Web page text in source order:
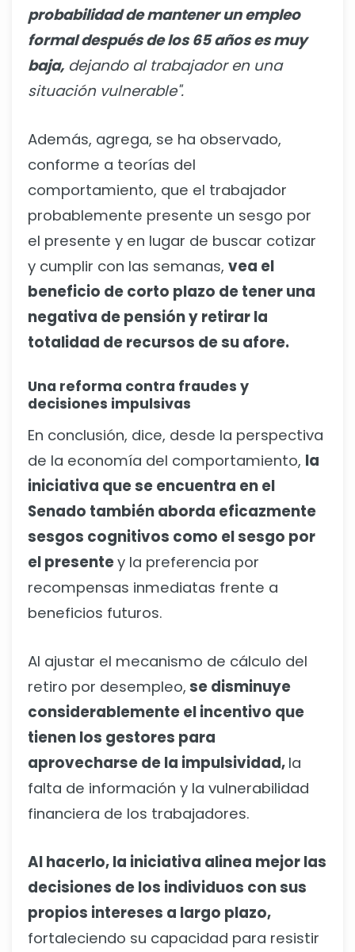
probabilidad de mantener un empleo
formal después de los 65 años es muy
baja, dejando al trabajador en una
situación vulnerable".
Además, agrega, se ha observado,
conforme a teorías del
comportamiento, que el trabajador
probablemente presente un sesgo por
el presente y en lugar de buscar cotizar
y cumplir con las semanas, vea el
beneficio de corto plazo de tener una
negativa de pensión y retirar la
totalidad de recursos de su afore.
Una reforma contra fraudes y
decisiones impulsivas
En conclusión, dice, desde la perspectiva
de la economía del comportamiento, la
iniciativa que se encuentra en el
Senado también aborda eficazmente
sesgos cognitivos como el sesgo por
el presentey la preferencia por
recompensas inmediatas frente a
beneficios futuros.
Al ajustar el mecanismo de cálculo del
retiro por desempleo, se disminuye
considerablemente el incentivo que
tienen los gestores para
aprovecharse de la impulsividad, la
falta de información y la vulnerabilidad
financiera de los trabajadores.
Al hacerlo, la iniciativa alinea mejor las
decisiones de los individuos con sus
propios intereses a largo plazo,
fortaleciendo su capacidad para resistir